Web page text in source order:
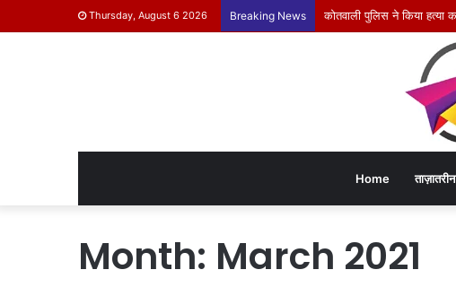
Thursday, August 6 2026 Breaking News करंजिया सरपंच संघ ने की
Home ताज़ातरीन
Month: March 2021